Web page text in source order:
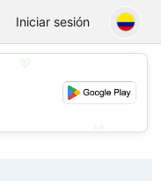
Iniciar sesión